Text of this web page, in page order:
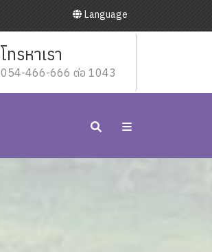
Language
โทรหาเรา
054-466-666 ต่อ 1043